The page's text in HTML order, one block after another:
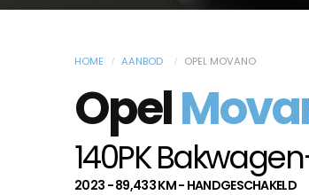
HOME AANBOD OPEL MOVANO
Opel
140PK
2023 - 89,433 KM - HANDGESCHAKELD